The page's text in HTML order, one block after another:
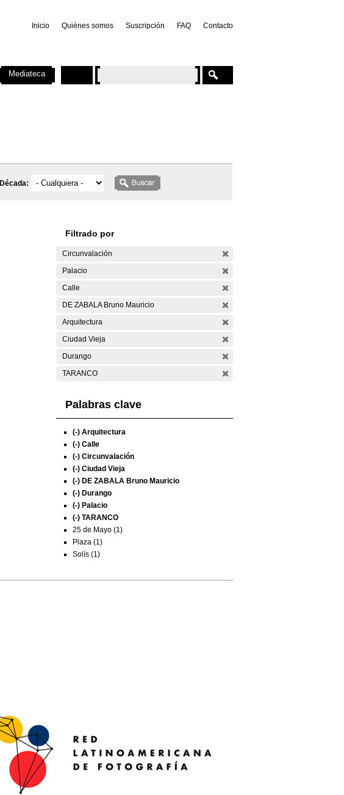
Inicio Quiénes somos Suscripción FAQ Contacto
Década:
Filtrado por
Circunvalación
Palacio
Calle
DE ZABALA Bruno Mauricio
Arquitectura
Ciudad Vieja
Durango
TARANCO
Palabras clave
(-) Arquitectura
(-) Calle
(-) Circunvalación
(-) Ciudad Vieja
(-) DE ZABALA Bruno Mauricio
(-) Durango
(-) Palacio
(-) TARANCO
25 de Mayo (1)
Plaza (1)
Solís (1)
Mediateca